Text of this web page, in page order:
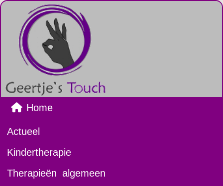
Home
Actueel
Kindertherapie
Therapieën algemeen